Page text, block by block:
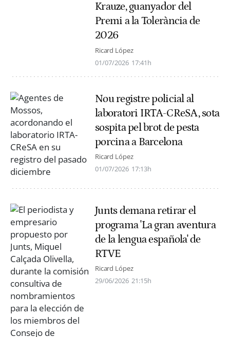
Krauze, guanyador del
Premi a la Tolerància de
2026
Ricard López
01/07/2026 17:41h
Nou registre policial al
laboratori IRTA-CReSA, sota
sospita pel brot de pesta
porcina a Barcelona
Ricard López
01/07/2026 17:13h
Junts demana retirar el
programa 'La gran aventura
de la lengua española' de
RTVE
Ricard López
29/06/2026 21:15h